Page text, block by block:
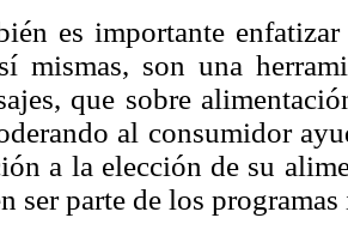
es importante
mismas, son una
que sobre
al consumidor
a la elección de su
ser parte de los